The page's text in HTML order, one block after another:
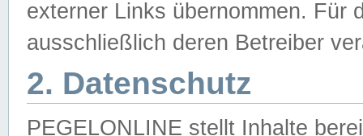
externer Links übernommen. Für
ausschließlich deren Betreiber
2. Datenschutz
PEGELONLINE stellt Inhalte